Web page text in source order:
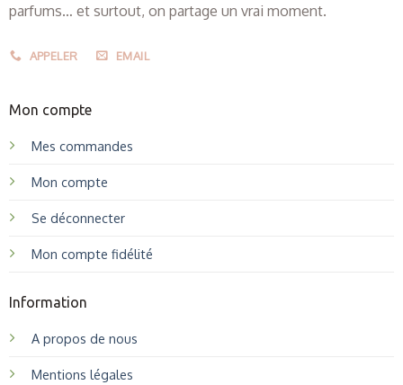
parfums… et surtout, on partage un vrai moment.
APPELER EMAIL
Mon compte
Mes commandes
Mon compte
Se déconnecter
Mon compte fidélité
Information
A propos de nous
Mentions légales